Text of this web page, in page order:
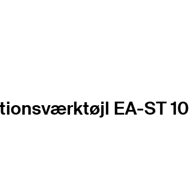
EA-ST 10